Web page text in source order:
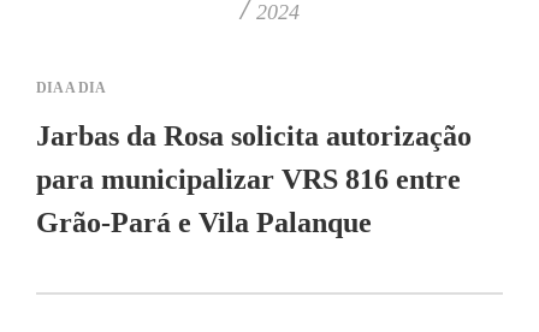
2024
DIA A DIA
Jarbas da Rosa solicita autorização
para municipalizar VRS 816 entre
Grão-Pará e Vila Palanque